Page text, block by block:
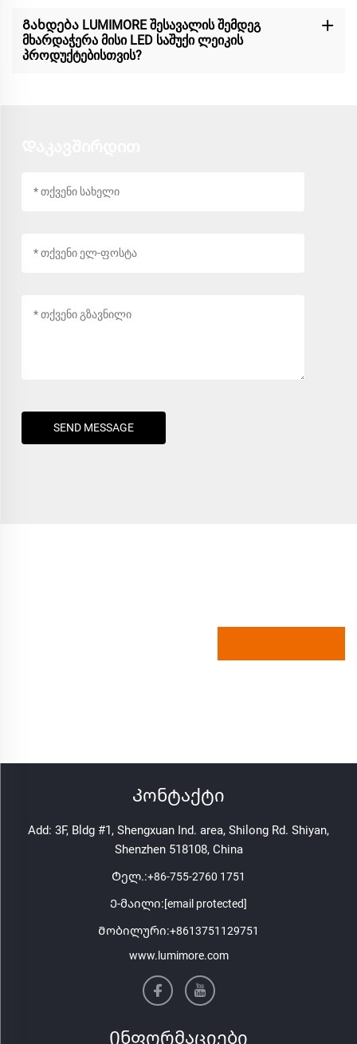
Გახდება LUMIMORE შესავალის შემდეგ
მხარდაჭერა მისი LED საშუქი ლეიკის
პროდუქტებისთვის?
SEND MESSAGE
Კონტაქტი
Add: 3F, Bldg #1, Shengxuan Ind. area, Shilong Rd. Shiyan,
Shenzhen 518108, China
Ტელ.:+86-755-2760 1751
Ე-მაილი:[email protected]
Მობილური:+8613751129751
www.lumimore.com
Ინფორმაციები